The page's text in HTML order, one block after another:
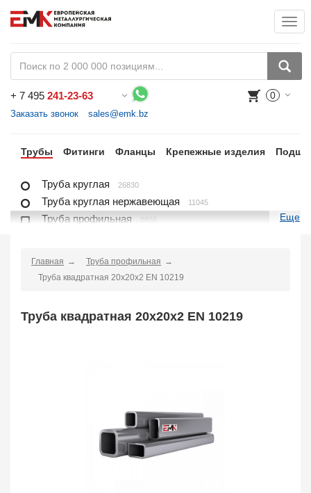
+ 7 495 241-23-63
Заказать звонок sales@emk.bz
0
Трубы Фитинги Фланцы Крепежные изделия
Труба круглая 26830
Труба круглая нержавеющая 11045
Труба профильная 8836
Труба оребренная
Еще
Главная
Труба профильная
Труба квадратная 20х20х2 EN 10219
Труба квадратная 20х20х2 EN 10219